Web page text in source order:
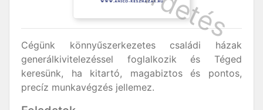
Cégünk könnyűszerkezetes családi házak
generálkivitelezéssel foglalkozik és Téged
keresünk, ha kitartó, magabiztos és pontos,
precíz munkavégzés jellemez.